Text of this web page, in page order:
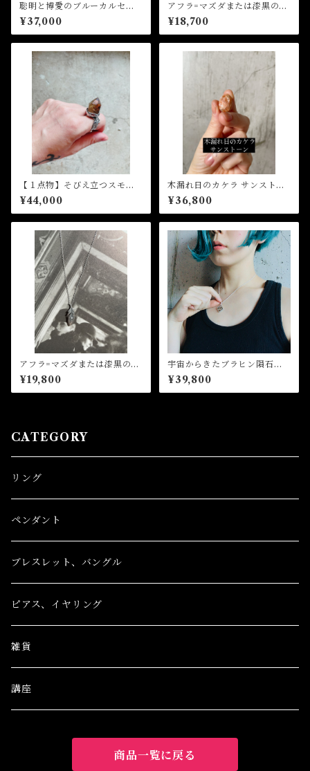
聡明と博愛のブルーカルセド
ニー(オーダー、ペンダント加
工)
¥37,000
アフラ=マズダまたは漆黒の天
使 フェザーピアス（単品、k
18ピアスポスト）(オーダー)
¥18,700
【１点物】そびえ立つスモー
キークォーツのリング
¥44,000
木漏れ日のカケラ サンストー
ン(オーダー、リングorペンダ
ント加工)
¥36,800
アフラ=マズダまたは漆黒の天
使 シルバーフェザーペンダ
ントwithダイヤ(オーダー)
¥19,800
宇宙からきたブラヒン隕石の
ペンダント(オーダー)
¥39,800
CATEGORY
リング
ペンダント
ブレスレット、バングル
ピアス、イヤリング
雑貨
講座
商品一覧に戻る